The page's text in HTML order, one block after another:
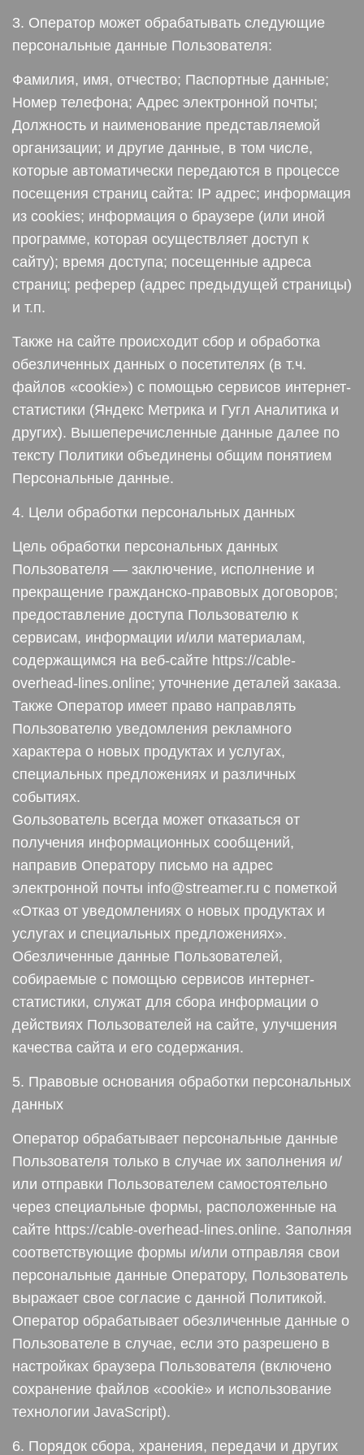
3. Оператор может обрабатывать следующие
персональные данные Пользователя:
Фамилия, имя, отчество; Паспортные данные;
Номер телефона; Адрес электронной почты;
Должность и наименование представляемой
организации; и другие данные, в том числе,
которые автоматически передаются в процессе
посещения страниц сайта: IP адрес; информация
из cookies; информация о браузере (или иной
программе, которая осуществляет доступ к
сайту); время доступа; посещенные адреса
страниц; реферер (адрес предыдущей страницы)
и т.п.
Также на сайте происходит сбор и обработка
обезличенных данных о посетителях (в т.ч.
файлов «cookie») с помощью сервисов интернет-
статистики (Яндекс Метрика и Гугл Аналитика и
других). Вышеперечисленные данные далее по
тексту Политики объединены общим понятием
Персональные данные.
4. Цели обработки персональных данных
Цель обработки персональных данных
Пользователя — заключение, исполнение и
прекращение гражданско-правовых договоров;
предоставление доступа Пользователю к
сервисам, информации и/или материалам,
содержащимся на веб-сайте https://cable-
overhead-lines.online; уточнение деталей заказа.
Также Оператор имеет право направлять
Пользователю уведомления рекламного
характера о новых продуктах и услугах,
специальных предложениях и различных
событиях.
Gользователь всегда может отказаться от
получения информационных сообщений,
направив Оператору письмо на адрес
электронной почты info@streamer.ru с пометкой
«Отказ от уведомлениях о новых продуктах и
услугах и специальных предложениях».
Обезличенные данные Пользователей,
собираемые с помощью сервисов интернет-
статистики, служат для сбора информации о
действиях Пользователей на сайте, улучшения
качества сайта и его содержания.
5. Правовые основания обработки персональных
данных
Оператор обрабатывает персональные данные
Пользователя только в случае их заполнения и/
или отправки Пользователем самостоятельно
через специальные формы, расположенные на
сайте https://cable-overhead-lines.online. Заполняя
соответствующие формы и/или отправляя свои
персональные данные Оператору, Пользователь
выражает свое согласие с данной Политикой.
Оператор обрабатывает обезличенные данные о
Пользователе в случае, если это разрешено в
настройках браузера Пользователя (включено
сохранение файлов «cookie» и использование
технологии JavaScript).
6. Порядок сбора, хранения, передачи и других